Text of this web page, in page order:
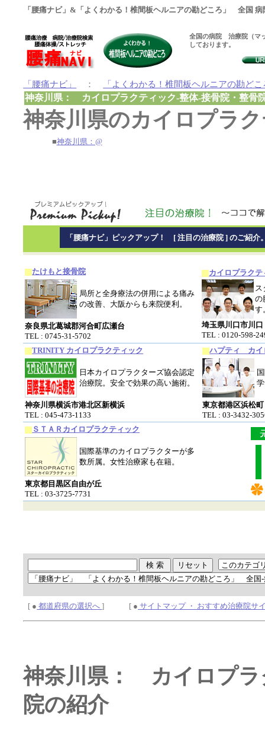
「腰痛ナビ」&「よくわかる！椎間板ヘルニアの勘どころ」 全国 病
全国の病院 治療院（マ
しております。
「腰痛ナビ」 ： 「よくわかる！椎間板ヘルニアの勘どこ
神奈川県： カイロプラクティック-整体-接骨院・整骨
神奈川県のカイロプラ
■神奈川県：@
「腰痛ナビ」ピックアップ！ [ 注目の治療院 ] のご紹介
たけもと接骨院
局所と全身療法の併用による痛み
の改善、大阪からも来院便利。
奈良県北葛城郡河合町広瀬台
TEL : 0745-31-5702
カイロプラク
ス
の
す
埼玉県川口市川口
TEL : 0120-598-
TRINITY カイロプラクティック
日本カイロプラクターズ協会認定
治療院。安全で効果の高い施術。
神奈川県横浜市港北区新横浜
TEL : 045-473-1133
ハプティ カイ
東京都港区浜松町
TEL : 03-3432-
ＳＴＡＲカイロプラクティック
国際基準のカイロプラクターが多
数所属。女性治療家も在籍。
東京都目黒区自由が丘
TEL : 03-3725-7731
[ ● 都道府県の選択へ] [ ● サイトマップ ・ おすすめ治療院サ
神奈川県： カイロプラ
院の紹介